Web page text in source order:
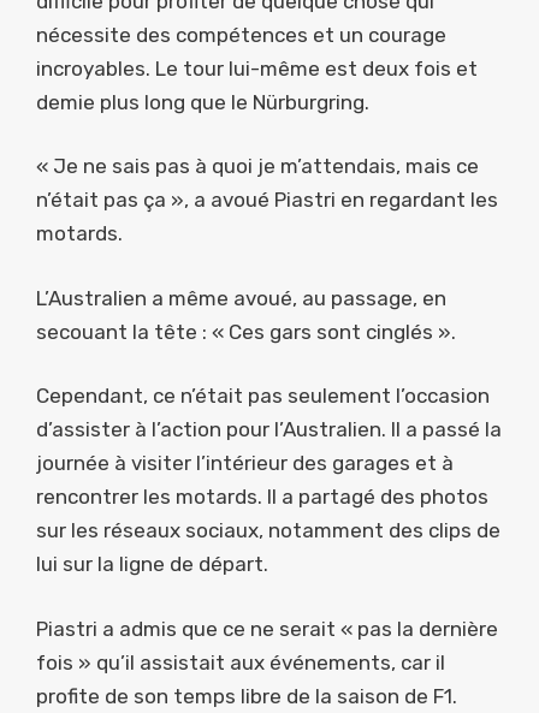
nécessite des compétences et un courage
incroyables. Le tour lui-même est deux fois et
demie plus long que le Nürburgring.
« Je ne sais pas à quoi je m’attendais, mais ce
n’était pas ça », a avoué Piastri en regardant les
motards.
L’Australien a même avoué, au passage, en
secouant la tête : « Ces gars sont cinglés ».
Cependant, ce n’était pas seulement l’occasion
d’assister à l’action pour l’Australien. Il a passé la
journée à visiter l’intérieur des garages et à
rencontrer les motards. Il a partagé des photos
sur les réseaux sociaux, notamment des clips de
lui sur la ligne de départ.
Piastri a admis que ce ne serait « pas la dernière
fois » qu’il assistait aux événements, car il
profite de son temps libre de la saison de F1.